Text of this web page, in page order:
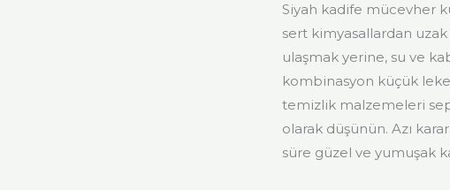
Siyah kadife mücevher
sert kimyasallardan
ulaşmak yerine, su ve
kombinasyon küçük
temizlik malzemeleri
olarak düşünün. Azı
süre güzel ve yumuşak